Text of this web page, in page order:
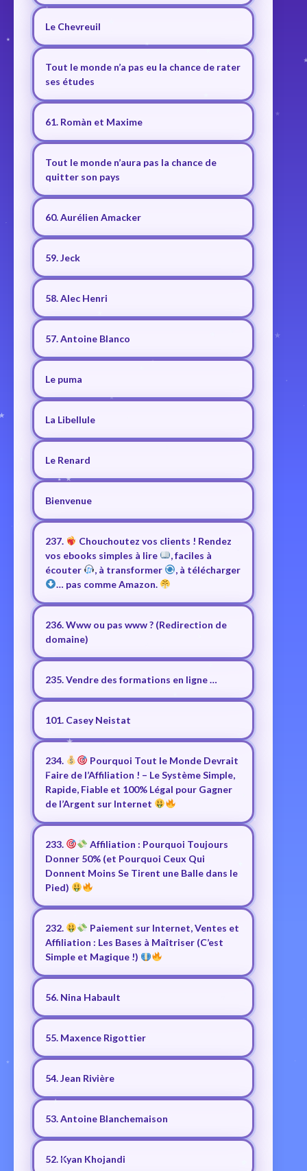
Le Chevreuil
Tout le monde n’a pas eu la chance de rater
ses études
61. Romàn et Maxime
Tout le monde n’aura pas la chance de
quitter son pays
60. Aurélien Amacker
59. Jeck
58. Alec Henri
57. Antoine Blanco
Le puma
La Libellule
Le Renard
Bienvenue
237.
Chouchoutez vos clients ! Rendez
vos ebooks simples à lire
, faciles à
écouter
, à transformer
, à télécharger
… pas comme Amazon.
236. Www ou pas www ? (Redirection de
domaine)
235. Vendre des formations en ligne …
101. Casey Neistat
234.
Pourquoi Tout le Monde Devrait
Faire de l’Affiliation ! – Le Système Simple,
Rapide, Fiable et 100% Légal pour Gagner
de l’Argent sur Internet
233.
Affiliation : Pourquoi Toujours
Donner 50% (et Pourquoi Ceux Qui
Donnent Moins Se Tirent une Balle dans le
Pied)
232.
Paiement sur Internet, Ventes et
Affiliation : Les Bases à Maîtriser (C’est
Simple et Magique !)
56. Nina Habault
55. Maxence Rigottier
54. Jean Rivière
53. Antoine Blanchemaison
52. Kyan Khojandi